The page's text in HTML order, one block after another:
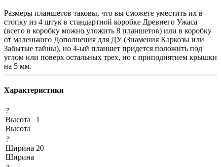
Размеры планшетов таковы, что вы сможете уместить их в
стопку из 4 штук в стандартной коробке Древнего Ужаса
(всего в коробку можно уложить 8 планшетов) или в коробку
от маленького Дополнения для ДУ (Знамения Каркозы или
Забытые тайны), но 4-ый планшет придется положить под
углом или поверх остальных трех, но с приподнятием крышки
на 5 мм.
Характеристики
?
Высота
Высота
1
?
Ширина
Ширина
20